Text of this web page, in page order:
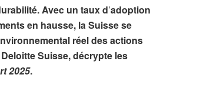
Avec un taux d’adoption
en hausse, la Suisse se
réel des actions
Suisse, décrypte les
2025.